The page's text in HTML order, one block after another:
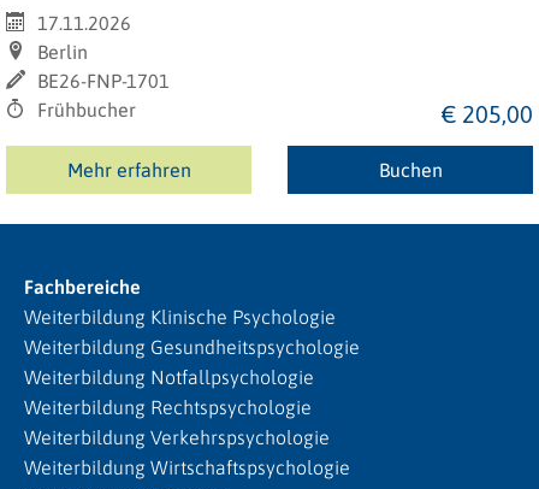
17.11.2026
Berlin
BE26-FNP-1701
Frühbucher
€ 205,00
Mehr erfahren Buchen
Fachbereiche
Weiterbildung Klinische Psychologie
Weiterbildung Gesundheitspsychologie
Weiterbildung Notfallpsychologie
Weiterbildung Rechtspsychologie
Weiterbildung Verkehrspsychologie
Weiterbildung Wirtschaftspsychologie